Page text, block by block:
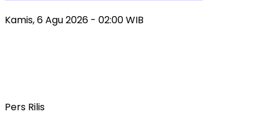
Kamis, 6 Agu 2026 - 02:00 WIB
Pers Rilis